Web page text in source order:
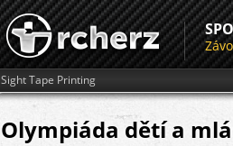
Sight Tape Printing
Olympiáda dětí a